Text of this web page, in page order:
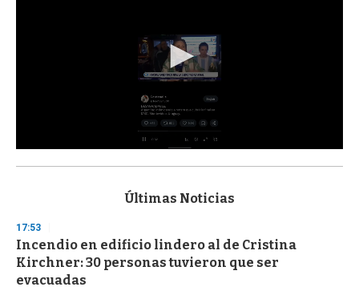
s
d
s
o
f
3
Últimas Noticias
17:53
Incendio en edificio lindero al de Cristina
Kirchner: 30 personas tuvieron que ser
evacuadas